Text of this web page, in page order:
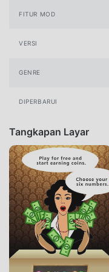
FITUR MOD
VERSI
GENRE
DIPERBARUI
Tangkapan Layar